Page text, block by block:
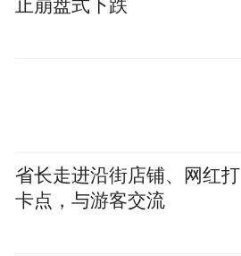
止崩盘式下跌
省长走进沿街店铺、网红打
卡点，与游客交流